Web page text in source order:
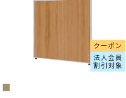
クーポン
法人会員
割引対象